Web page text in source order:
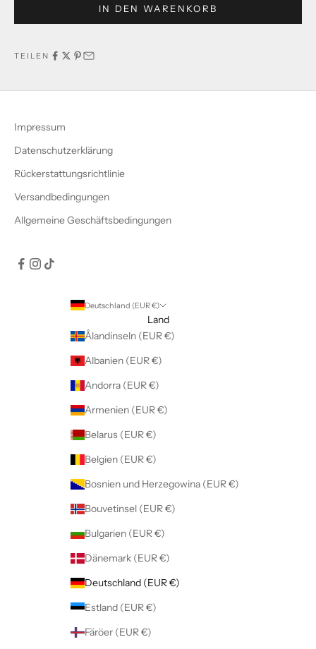
IN DEN WARENKORB
TEILEN
Impressum
Datenschutzerklärung
Rückerstattungsrichtlinie
Versandbedingungen
Allgemeine Geschäftsbedingungen
Deutschland (EUR €)
Land
Ålandinseln (EUR €)
Albanien (EUR €)
Andorra (EUR €)
Armenien (EUR €)
Belarus (EUR €)
Belgien (EUR €)
Bosnien und Herzegowina (EUR €)
Bouvetinsel (EUR €)
Bulgarien (EUR €)
Dänemark (EUR €)
Deutschland (EUR €)
Estland (EUR €)
Färöer (EUR €)